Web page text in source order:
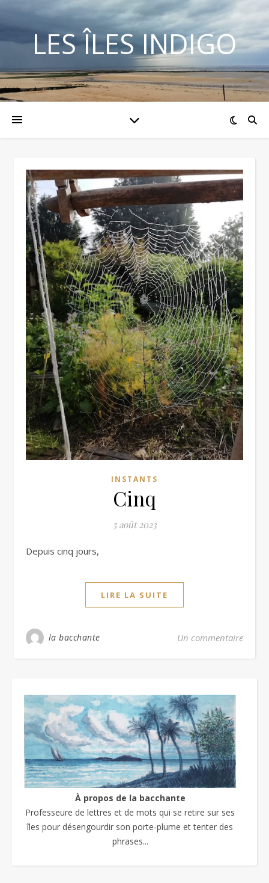
LES ÎLES INDIGO
INSTANTS
Cinq
5 août 2023
Depuis cinq jours,
LIRE LA SUITE
la bacchante Un commentaire
À propos de la bacchante
Professeure de lettres et de mots qui se retire sur ses
îles pour désengourdir son porte-plume et tenter des
phrases...